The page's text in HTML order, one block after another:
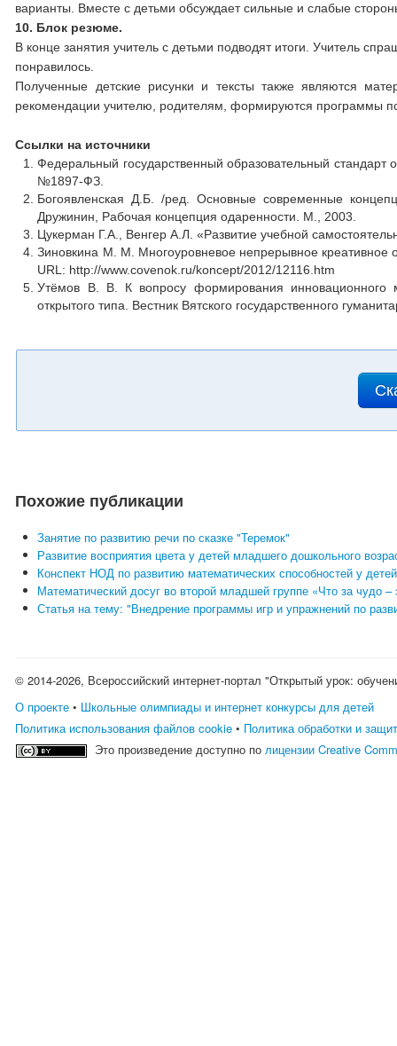
варианты. Вместе с детьми обсуждает сильные и слабые
10. Блок резюме.
В конце занятия учитель с детьми подводят итоги. Учитель
понравилось.
Полученные детские рисунки и тексты также являются
рекомендации учителю, родителям, формируются программы
Ссылки на источники
Федеральный государственный образовательный
№1897-ФЗ.
Богоявленская Д.Б. /ред. Основные современные
Дружинин, Рабочая концепция одаренности. М., 2003.
Цукерман Г.А., Венгер А.Л. «Развитие учебной
Зиновкина М. М. Многоуровневое непрерывное
URL: http://www.covenok.ru/koncept/2012/12116.htm
Утёмов В. В. К вопросу формирования инновационного
открытого типа. Вестник Вятского государственного
Похожие публикации
Занятие по развитию речи по сказке "Теремок"
Развитие восприятия цвета у детей младшего дошкольного
Конспект НОД по развитию математических способностей у
Математический досуг во второй младшей группе «Что за чудо –
Статья на тему: "Внедрение программы игр и упражнений по
© 2014-2026, Всероссийский интернет-портал "Открытый урок:
О проекте • Школьные олимпиады и интернет конкурсы для детей
Политика использования файлов cookie • Политика обработки и
Это произведение доступно полицензии Creative